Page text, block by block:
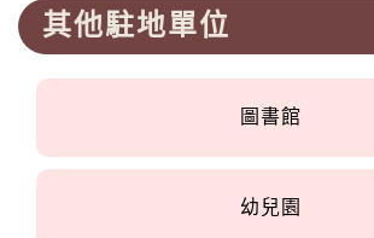
其他駐地單位
圖書館
幼兒園